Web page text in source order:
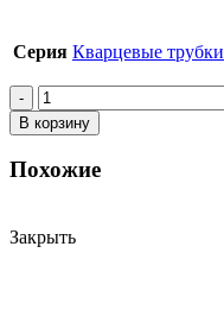
Серия Кварцевые трубки
Количество
товара
Q
459-
В корзину
Похожие
Закрыть